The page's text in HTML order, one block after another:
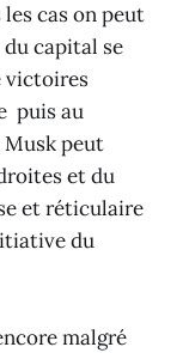
cas on peut
capital se
victoires
puis au
Musk peut
et du
et réticulaire
du
malgré